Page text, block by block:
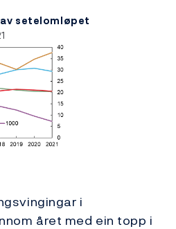
setelomløpet
i
året med ein topp i